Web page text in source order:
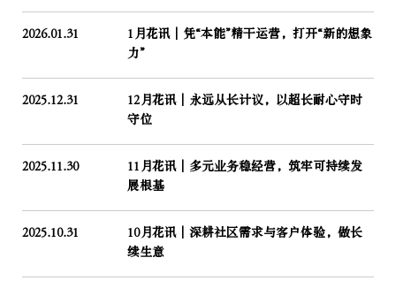
2026.01.31
1月花讯｜凭“本能”精干运营，打开“新的想象
力”
2025.12.31
12月花讯｜永远从长计议，以超长耐心守时
守位
2025.11.30
11月花讯｜多元业务稳经营，筑牢可持续发
展根基
2025.10.31
10月花讯｜深耕社区需求与客户体验，做长
续生意